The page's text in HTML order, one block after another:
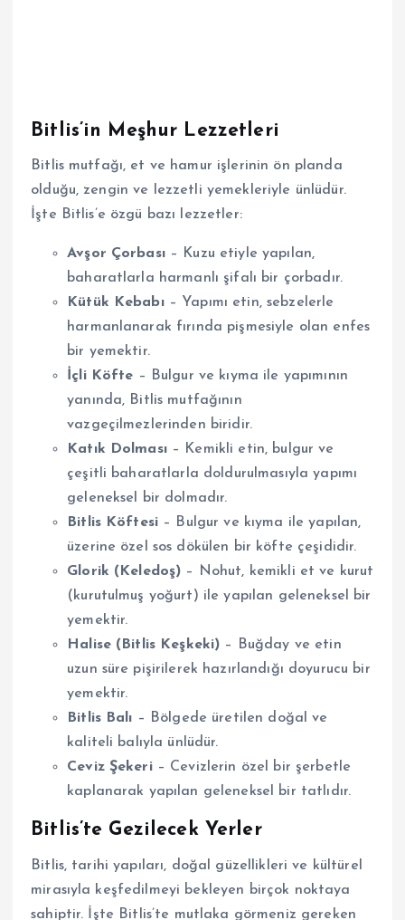
Bitlis’in Meşhur Lezzetleri
Bitlis mutfağı, et ve hamur işlerinin ön planda
olduğu, zengin ve lezzetli yemekleriyle ünlüdür.
İşte Bitlis’e özgü bazı lezzetler:
Avşor Çorbası– Kuzu etiyle yapılan,
baharatlarla harmanlı şifalı bir çorbadır.
Kütük Kebabı– Yapımı etin, sebzelerle
harmanlanarak fırında pişmesiyle olan enfes
bir yemektir.
İçli Köfte – Bulgur ve kıyma ile yapımının
yanında, Bitlis mutfağının
vazgeçilmezlerinden biridir.
Katık Dolması– Kemikli etin, bulgur ve
çeşitli baharatlarla doldurulmasıyla yapımı
geleneksel bir dolmadır.
Bitlis Köftesi – Bulgur ve kıyma ile yapılan,
üzerine özel sos dökülen bir köfte çeşididir.
Glorik (Keledoş) – Nohut, kemikli et ve kurut
(kurutulmuş yoğurt) ile yapılan geleneksel bir
yemektir.
Halise (Bitlis Keşkeki) – Buğday ve etin
uzun süre pişirilerek hazırlandığı doyurucu bir
yemektir.
Bitlis Balı – Bölgede üretilen doğal ve
kaliteli balıyla ünlüdür.
Ceviz Şekeri– Cevizlerin özel bir şerbetle
kaplanarak yapılan geleneksel bir tatlıdır.
Bitlis’te Gezilecek Yerler
Bitlis, tarihi yapıları, doğal güzellikleri ve kültürel
mirasıyla keşfedilmeyi bekleyen birçok noktaya
sahiptir. İşte Bitlis’te mutlaka görmeniz gereken